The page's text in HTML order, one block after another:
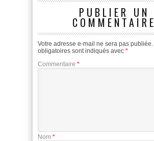
PUBLIER UN
COMMENTAIRE
Votre adresse e-mail ne sera pas publiée.
obligatoires sont indiqués avec *
Commentaire *
Nom *